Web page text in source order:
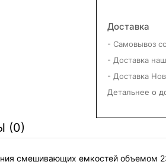
Доставка
- Самовывоз
- Доставка
- Доставка
Детальнее о
(0)
смешивающих емкостей объемом